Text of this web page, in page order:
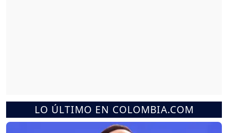
LO ÚLTIMO EN COLOMBIA.COM